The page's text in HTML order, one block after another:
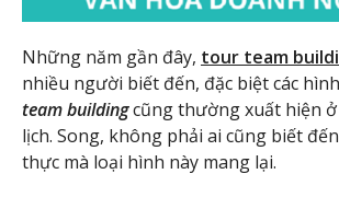
Những năm gần đây, tour team
nhiều người biết đến, đặc biệt các
team buildingcũng thường xuất hiện
lịch. Song, không phải ai cũng biết
thực mà loại hình này mang lại.